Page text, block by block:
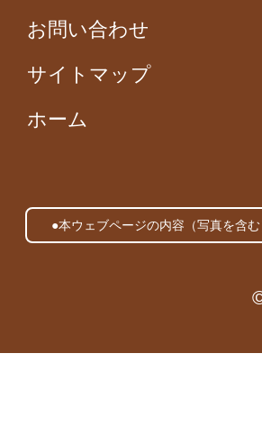
お問い合わせ
サイトマップ
ホーム
●本ウェブページの内容（写真を含